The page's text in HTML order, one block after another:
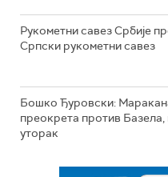
Рукометни савез Србије
Српски рукометни савез
Бошко Ђуровски:
преокрета против Базела,
уторак